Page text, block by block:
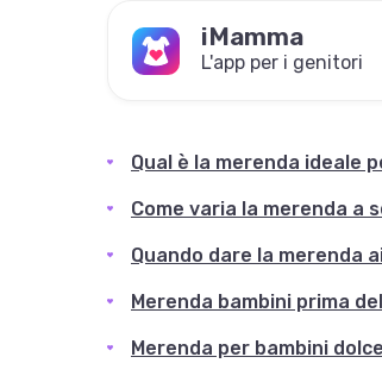
iMamma
L'app per i genitori
Qual è la merenda ideale
Come varia la merenda a
Quando dare la merenda
Merenda bambini prima
Merenda per bambini